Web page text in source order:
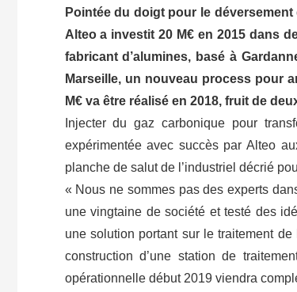
Pointée du doigt pour le
Alteo a investit 20 M€ en 2015 dans
fabricant d’alumines, basé à
Marseille, un nouveau process pour
M€ va être réalisé en 2018, fruit de
Injecter du gaz carbonique pour
expérimentée avec succès par Alteo
planche de salut de l’industriel décrié
« Nous ne sommes pas des experts
une vingtaine de société et testé des
une solution portant sur le traitement
construction d’une station de
opérationnelle début 2019 viendra